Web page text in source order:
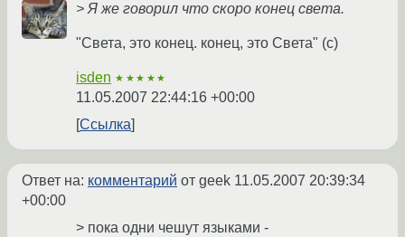
> Я же говорил что скоро конец света.
"Света, это конец. конец, это Света" (с)
isden ★★★★★
11.05.2007 22:44:16 +00:00
Ссылка
Ответ на: комментарий от geek 11.05.2007 20:39:34
+00:00
> пока одни чешут языками -